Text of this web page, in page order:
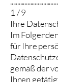
1 / 9
Ihre
Im
für Ihre
gemäß der
Ihnen